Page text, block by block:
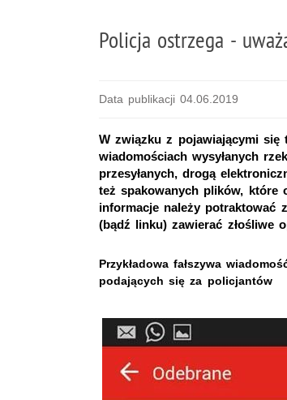
Policja ostrzega -
Data publikacji 04.06.2019
W związku z pojawiającymi
wiadomościach wysyłanych
przesyłanych, drogą
też spakowanych plików, które
informacje należy potraktować
(bądź linku) zawierać złośliwe
Przykładowa fałszywa
podających się za policjantów